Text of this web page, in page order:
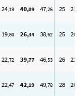
24,19 40,09 47,26 25 21
19,80 26,34 38,62 25 20
22,72 39,77 46,53 26 22
22,47 42,19 49,78 28 20